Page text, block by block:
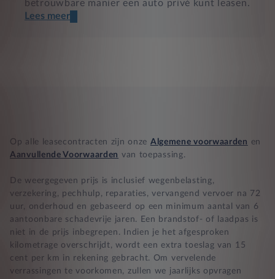
betrouwbare manier een auto privé kunt leasen.
Een transparant contract
Zekerheid bij klachten
Lees meer
Op alle leasecontracten zijn onze Algemene voorwaarden en
Aanvullende Voorwaarden van toepassing.
De weergegeven prijs is inclusief wegenbelasting,
verzekering, pechhulp, reparaties, vervangend vervoer na 72
uur, onderhoud en gebaseerd op een minimum aantal van 6
aantoonbare schadevrije jaren. Een brandstof- of laadpas is
niet in de prijs inbegrepen. Indien je het afgesproken
kilometrage overschrijdt, wordt een extra toeslag van 15
cent per km in rekening gebracht. Om vervelende
verrassingen te voorkomen, zullen we jaarlijks opvragen